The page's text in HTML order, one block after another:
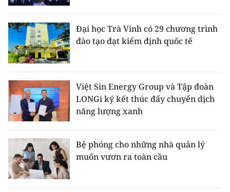
Đại học Trà Vinh có 29 chương trình
đào tạo đạt kiểm định quốc tế
Việt Sin Energy Group và Tập đoàn
LONGi ký kết thúc đẩy chuyển dịch
năng lượng xanh
Bệ phóng cho những nhà quản lý
muốn vươn ra toàn cầu